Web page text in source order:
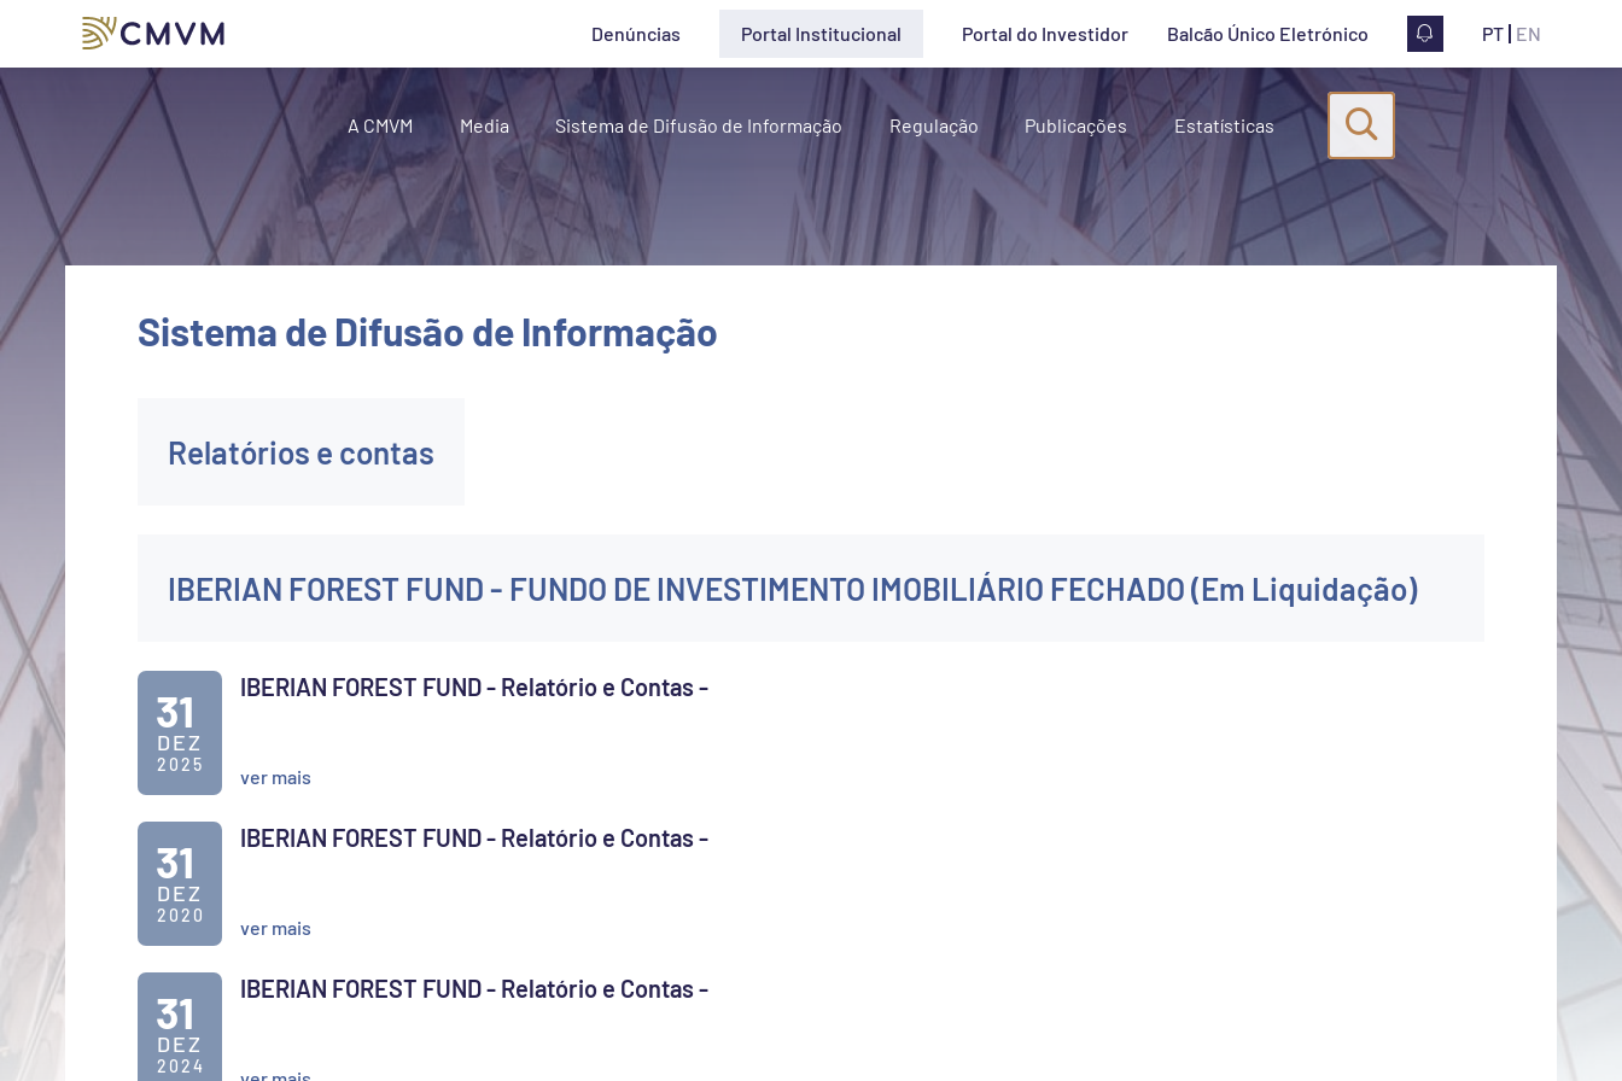
Pesquisa
Iniciar pesquisa
Denúncias Portal Institucional Portal do Investidor Balcão Único Eletrónico
A CMVM Media Sistema de Difusão de Informação Regulação Publicações Estatísticas
PT EN
Sistema de Difusão de Informação
Relatórios e contas
IBERIAN FOREST FUND - FUNDO DE INVESTIMENTO IMOBILIÁRIO FECHADO (Em Liquidação)
31
DEZ
2025
IBERIAN FOREST FUND - Relatório e Contas -
ver mais
31
DEZ
2020
IBERIAN FOREST FUND - Relatório e Contas -
ver mais
31
DEZ
2024
IBERIAN FOREST FUND - Relatório e Contas -